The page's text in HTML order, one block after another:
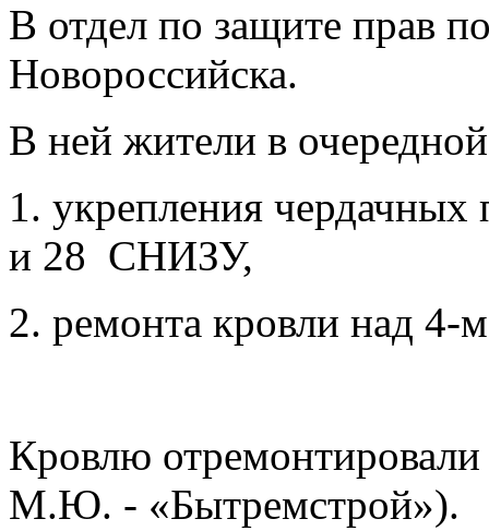
В отдел по защите прав
Новороссийска.
В ней жители в
1. укрепления
и 28 СНИЗУ,
2. ремонта кровли над 4-
Кровлю
М.Ю. - «Бытремстрой»).